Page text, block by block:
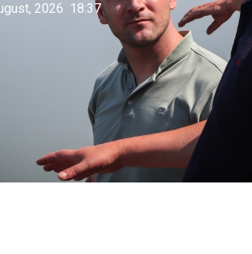
2026 18:37